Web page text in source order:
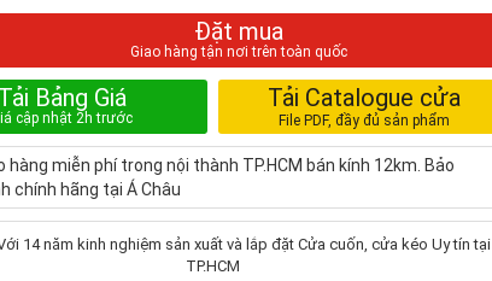
Đặt mua
Tải Bảng Giá Tải Catalogue cửa
hàng miễn phí trong nội thành TP.HCM bán kính 12km. Bảo
chính hãng tại Á Châu
14 năm kinh nghiệm sản xuất và lắp đặt Cửa cuốn, cửa kéo Uy tín tại
TP.HCM